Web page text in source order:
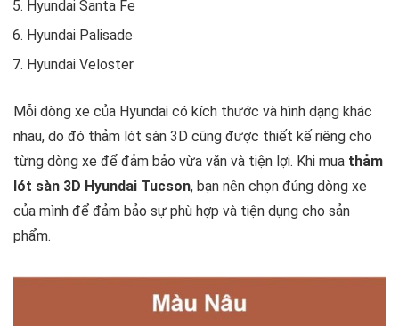
Hyundai Santa Fe
Hyundai Palisade
Hyundai Veloster
Mỗi dòng xe của Hyundai có kích thước và hình dạng khác
nhau, do đó thảm lót sàn 3D cũng được thiết kế riêng cho
từng dòng xe để đảm bảo vừa vặn và tiện lợi. Khi mua thảm
lót sàn 3D Hyundai Tucson, bạn nên chọn đúng dòng xe
của mình để đảm bảo sự phù hợp và tiện dụng cho sản
phẩm.